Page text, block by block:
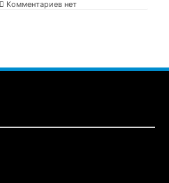
Комментариев нет